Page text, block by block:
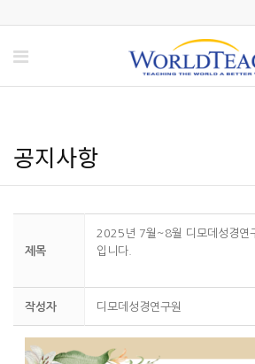
공지사항
제목
2025년 7월~8월 디모데성경연
입니다.
작성자 디모데성경연구원